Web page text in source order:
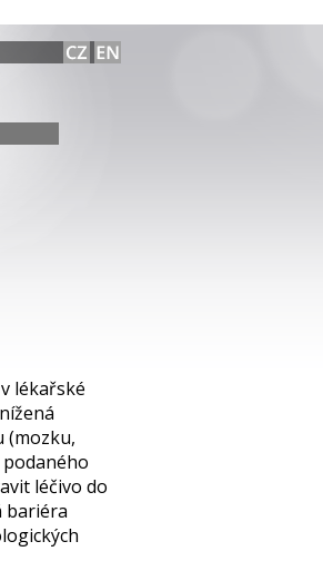
lékařské
(mozku,
léčivo do
bariéra